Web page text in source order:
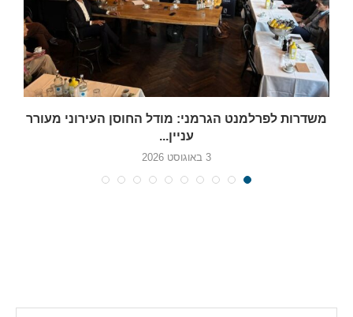
משדרות לפרלמנט הגרמני: מודל החוסן העירוני מעורר
עניין...
3 באוגוסט 2026